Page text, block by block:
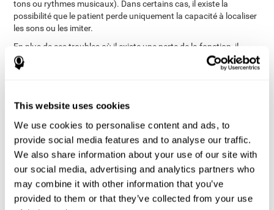
This website uses cookies
We use cookies to personalise content and ads, to
provide social media features and to analyse our traffic.
We also share information about your use of our site with
our social media, advertising and analytics partners who
may combine it with other information that you’ve
provided to them or that they’ve collected from your use
tons ou rythmes musicaux). Dans certains cas, il existe la
possibilité que le patient perde uniquement la capacité à localiser
les sons ou les imiter.
En plus de ces troubles où il existe une perte de la fonction, il
existe également des troubles où les personnes écoutent des
sons qui n'existent pas. Le plus connu est celui les
acouphènequi
au niveau du cortex auditif, ce qui engendre des hallucinations.
C'est ce qui arrive avec la
schizophrénie (où les hallucinations
peuvent être jusqu'à menaçantes). Il existe d'autres types
d'hallucinations comme leshallucinations musicales, comme si
nous écoutions de la musique comme si celle-ci sortait d'une
radio qui n'existe pas et que nous ne pouvons pas éteindre. Dans
le cas de laParacusia de Willis, les hallucinations auditives sont
accompagnées d'une réduction de l'audition.